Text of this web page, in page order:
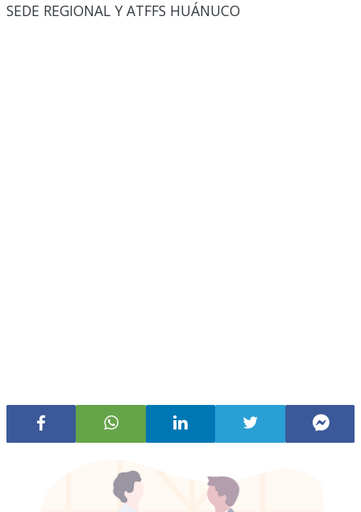
SEDE REGIONAL Y ATFFS HUÁNUCO